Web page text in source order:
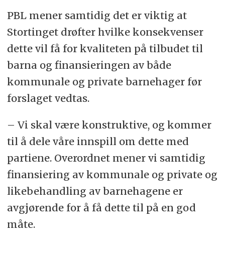
PBL mener samtidig det er viktig at
Stortinget drøfter hvilke konsekvenser
dette vil få for kvaliteten på tilbudet til
barna og finansieringen av både
kommunale og private barnehager før
forslaget vedtas.
– Vi skal være konstruktive, og kommer
til å dele våre innspill om dette med
partiene. Overordnet mener vi samtidig
finansiering av kommunale og private og
likebehandling av barnehagene er
avgjørende for å få dette til på en god
måte.